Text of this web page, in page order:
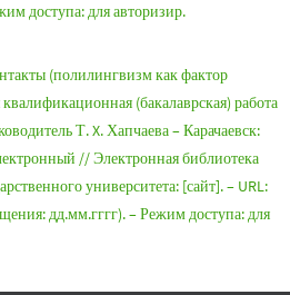
доступа: для авторизир.
(полилингвизм как фактор
(бакалаврская) работа
Т. X. Хапчаева – Карачаевск:
// Электронная библиотека
университета: [сайт]. – URL:
дд.мм.гггг). – Режим доступа: для